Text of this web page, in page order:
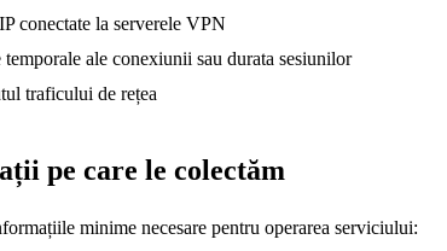
conectate la serverele VPN
temporale ale conexiunii sau durata sesiunilor
traficului de rețea
pe care le colectăm
minime necesare pentru operarea serviciului: